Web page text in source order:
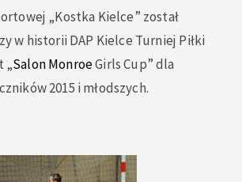
„Kostka Kielce” został
w historii DAP Kielce Turniej Piłki
„Salon MonroeGirls Cup” dla
2015 i młodszych.